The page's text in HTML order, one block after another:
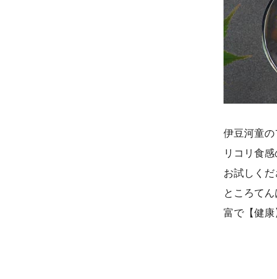
伊豆河童
リコリ食
お試しくだ
ところて
富で【健康